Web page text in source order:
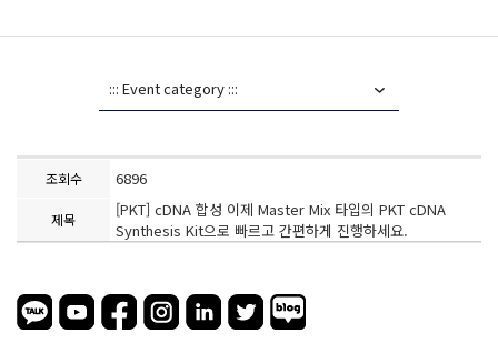
조회수 6896
제목
[PKT] cDNA 합성 이제 Master Mix 타입의 PKT cDNA
Synthesis Kit으로 빠르고 간편하게 진행하세요.